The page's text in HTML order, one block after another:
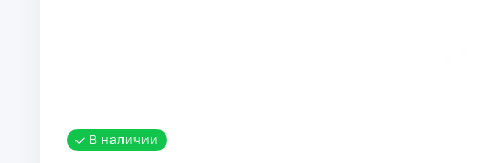
В наличии